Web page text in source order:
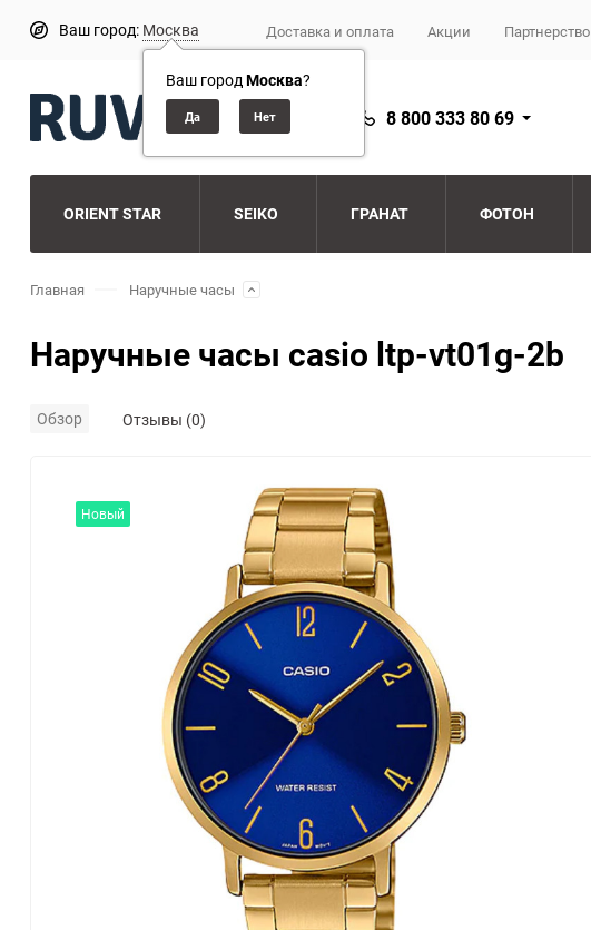
Ваш город: Москва
Ваш городМосква?
Доставка и оплата Акции Партнерство
8 800 333 80 69
ORIENT STAR SEIKO ГРАНАТ ФОТОН
Главная Наручные часы
Наручные часы casio ltp-vt01g-2b
Обзор Отзывы (0)
Новый